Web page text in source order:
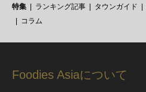
特集
ランキング記事 タウンガイド
コラム
Foodies Asiaについて